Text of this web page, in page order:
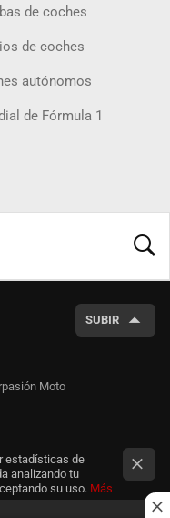
de coches
de coches
autónomos
de Fórmula 1
SUBIR
Moto
estadísticas de
analizando tu
su uso. Más